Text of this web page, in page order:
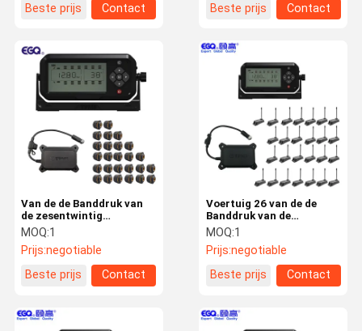
Beste prijs
Contact
Beste prijs
Contact
Van de de Banddruk van
de zesentwintig
Bandvrachtwagen het
Controlesysteem
MOQ:1
Prijs:negotiable
Beste prijs
Contact
Voertuig 26 van de de
Banddruk van de
Bandtpms Vrachtwagen
het Controlesysteem
MOQ:1
Prijs:negotiable
Beste prijs
Contact